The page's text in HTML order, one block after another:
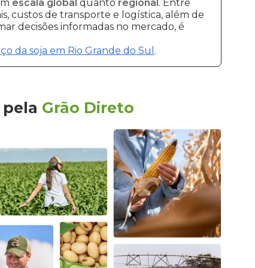
escala global quanto regional . Entre
custos de transporte e logística, além de
decisões informadas no mercado, é
da soja em Rio Grande do Sul .
pela Grão Direto